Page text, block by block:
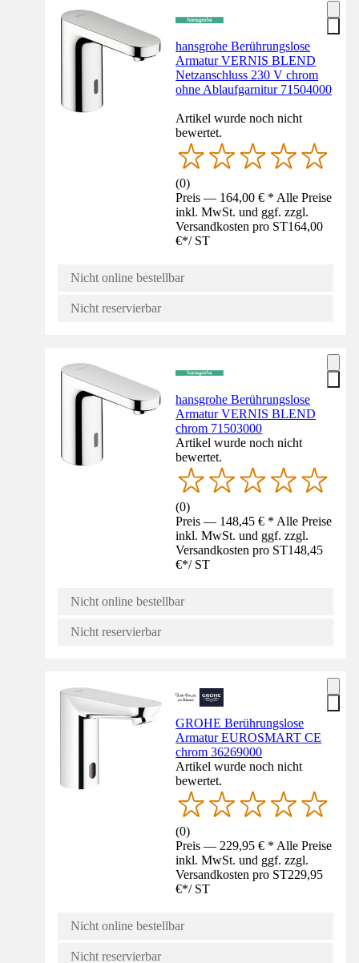
hansgrohe Berührungslose
Armatur VERNIS BLEND
Netzanschluss 230 V chrom
ohne Ablaufgarnitur 71504000
Artikel wurde noch nicht
bewertet.
(0)
Preis — 164,00 € * Alle Preise
inkl. MwSt. und ggf. zzgl.
Versandkosten pro ST164,00
€*/ ST
Nicht online bestellbar
Nicht reservierbar
hansgrohe Berührungslose
Armatur VERNIS BLEND
chrom 71503000
Artikel wurde noch nicht
bewertet.
(0)
Preis — 148,45 € * Alle Preise
inkl. MwSt. und ggf. zzgl.
Versandkosten pro ST148,45
€*/ ST
Nicht online bestellbar
Nicht reservierbar
GROHE Berührungslose
Armatur EUROSMART CE
chrom 36269000
Artikel wurde noch nicht
bewertet.
(0)
Preis — 229,95 € * Alle Preise
inkl. MwSt. und ggf. zzgl.
Versandkosten pro ST229,95
€*/ ST
Nicht online bestellbar
Nicht reservierbar